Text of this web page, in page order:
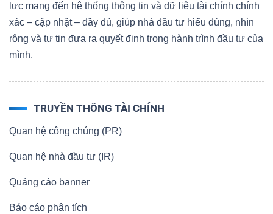
lực mang đến hệ thống thông tin và dữ liệu tài chính chính
xác – cập nhật – đầy đủ, giúp nhà đầu tư hiểu đúng, nhìn
rộng và tự tin đưa ra quyết định trong hành trình đầu tư của
mình.
TRUYỀN THÔNG TÀI CHÍNH
Quan hệ công chúng (PR)
Quan hệ nhà đầu tư (IR)
Quảng cáo banner
Báo cáo phân tích